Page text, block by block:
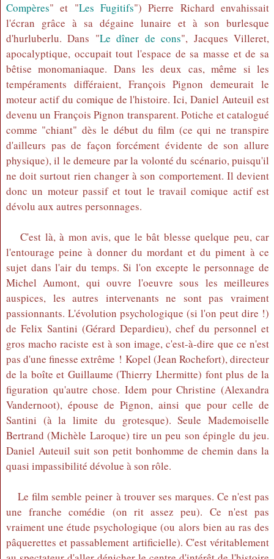
Compères" et "Les Fugitifs") Pierre Richard envahissait
l'écran grâce à sa dégaine lunaire et à son burlesque
d'hurluberlu. Dans "Le dîner de cons", Jacques Villeret,
apocalyptique, occupait tout l'espace de sa masse et de sa
bêtise monomaniaque. Dans les deux cas, même si les
tempéraments différaient, François Pignon demeurait le
moteur actif du comique de l'histoire. Ici, Daniel Auteuil est
devenu un François Pignon transparent. Potiche et catalogué
comme "chiant" dès le début du film (ce qui ne transpire
d'ailleurs pas de façon forcément évidente de son allure
physique), il le demeure par la volonté du scénario, puisqu'il
ne doit surtout rien changer à son comportement. Il devient
donc un moteur passif et tout le travail comique actif est
dévolu aux autres personnages.
C'est là, à mon avis, que le bât blesse quelque peu, car
l'entourage peine à donner du mordant et du piment à ce
sujet dans l'air du temps. Si l'on excepte le personnage de
Michel Aumont, qui ouvre l'oeuvre sous les meilleures
auspices, les autres intervenants ne sont pas vraiment
passionnants. L'évolution psychologique (si l'on peut dire !)
de Felix Santini (Gérard Depardieu), chef du personnel et
gros macho raciste est à son image, c'est-à-dire que ce n'est
pas d'une finesse extrême ! Kopel (Jean Rochefort), directeur
de la boîte et Guillaume (Thierry Lhermitte) font plus de la
figuration qu'autre chose. Idem pour Christine (Alexandra
Vandernoot), épouse de Pignon, ainsi que pour celle de
Santini (à la limite du grotesque). Seule Mademoiselle
Bertrand (Michèle Laroque) tire un peu son épingle du jeu.
Daniel Auteuil suit son petit bonhomme de chemin dans la
quasi impassibilité dévolue à son rôle.
Le film semble peiner à trouver ses marques. Ce n'est pas
une franche comédie (on rit assez peu). Ce n'est pas
vraiment une étude psychologique (ou alors bien au ras des
pâquerettes et passablement artificielle). C'est véritablement